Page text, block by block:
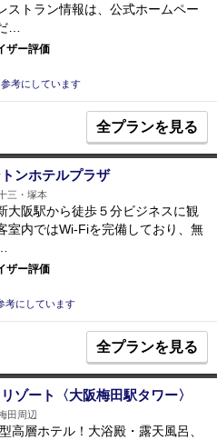
ストラン情報は、公式ホームペー
…
ザー評価
考にしています
全プランを見る
ンホテルプラザ
三・塚本
大阪駅から徒歩５分ビジネスに観
室内ではWi-Fiを完備しており、無
ザー評価
考にしています
全プランを見る
ゾート〈大阪梅田駅タワー〉
田周辺
高層ホテル！大浴殿・露天風呂、